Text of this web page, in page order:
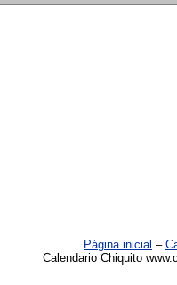
Página inicial –
Calendario Chiquito